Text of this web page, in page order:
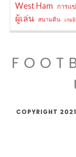
West Ham การแ
ผู้เล่น สนามดิน เกม
COPYRIGHT